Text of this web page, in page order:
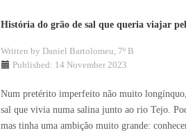
História do grão de sal que queria viajar
Written by Daniel Bartolomeu, 7º B
Published: 14 November 2023
Num pretérito imperfeito não muito
sal que vivia numa salina junto ao rio Tejo.
mas tinha uma ambição muito grande: